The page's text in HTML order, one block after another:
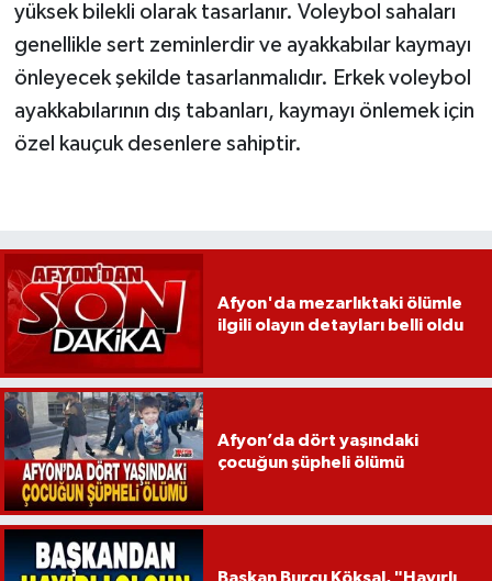
yüksek bilekli olarak tasarlanır. Voleybol sahaları
genellikle sert zeminlerdir ve ayakkabılar kaymayı
önleyecek şekilde tasarlanmalıdır. Erkek voleybol
ayakkabılarının dış tabanları, kaymayı önlemek için
özel kauçuk desenlere sahiptir.
Afyon'da mezarlıktaki ölümle
ilgili olayın detayları belli oldu
Afyon’da dört yaşındaki
çocuğun şüpheli ölümü